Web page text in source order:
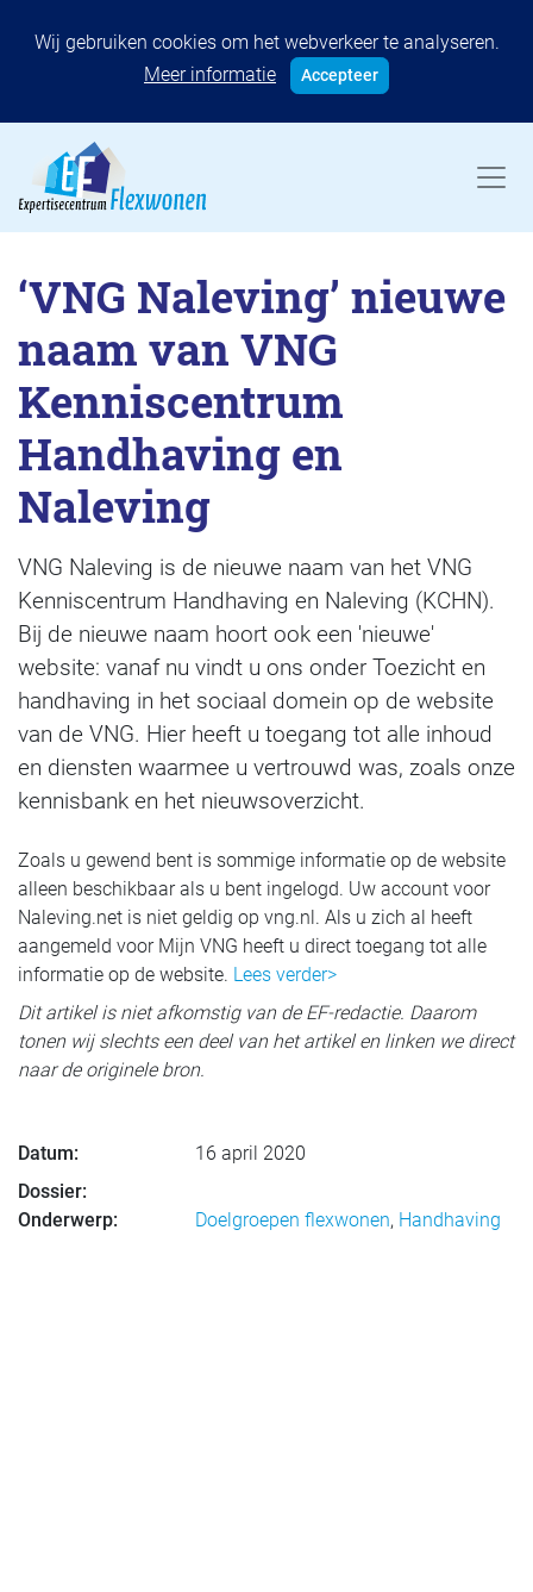
Wij gebruiken cookies om het webverkeer te analyseren.
Meer informatie
Accepteer
‘VNG Naleving’ nieuwe
naam van VNG
Kenniscentrum
Handhaving en
Naleving
VNG Naleving is de nieuwe naam van het VNG
Kenniscentrum Handhaving en Naleving (KCHN).
Bij de nieuwe naam hoort ook een 'nieuwe'
website: vanaf nu vindt u ons onder Toezicht en
handhaving in het sociaal domein op de website
van de VNG. Hier heeft u toegang tot alle inhoud
en diensten waarmee u vertrouwd was, zoals onze
kennisbank en het nieuwsoverzicht.
Zoals u gewend bent is sommige informatie op de website
alleen beschikbaar als u bent ingelogd. Uw account voor
Naleving.net is niet geldig op vng.nl. Als u zich al heeft
aangemeld voor Mijn VNG heeft u direct toegang tot alle
informatie op de website. Lees verder>
Dit artikel is niet afkomstig van de EF-redactie. Daarom
tonen wij slechts een deel van het artikel en linken we direct
naar de originele bron.
Datum:
16 april 2020
Dossier:
Onderwerp:
Doelgroepen flexwonen, Handhaving